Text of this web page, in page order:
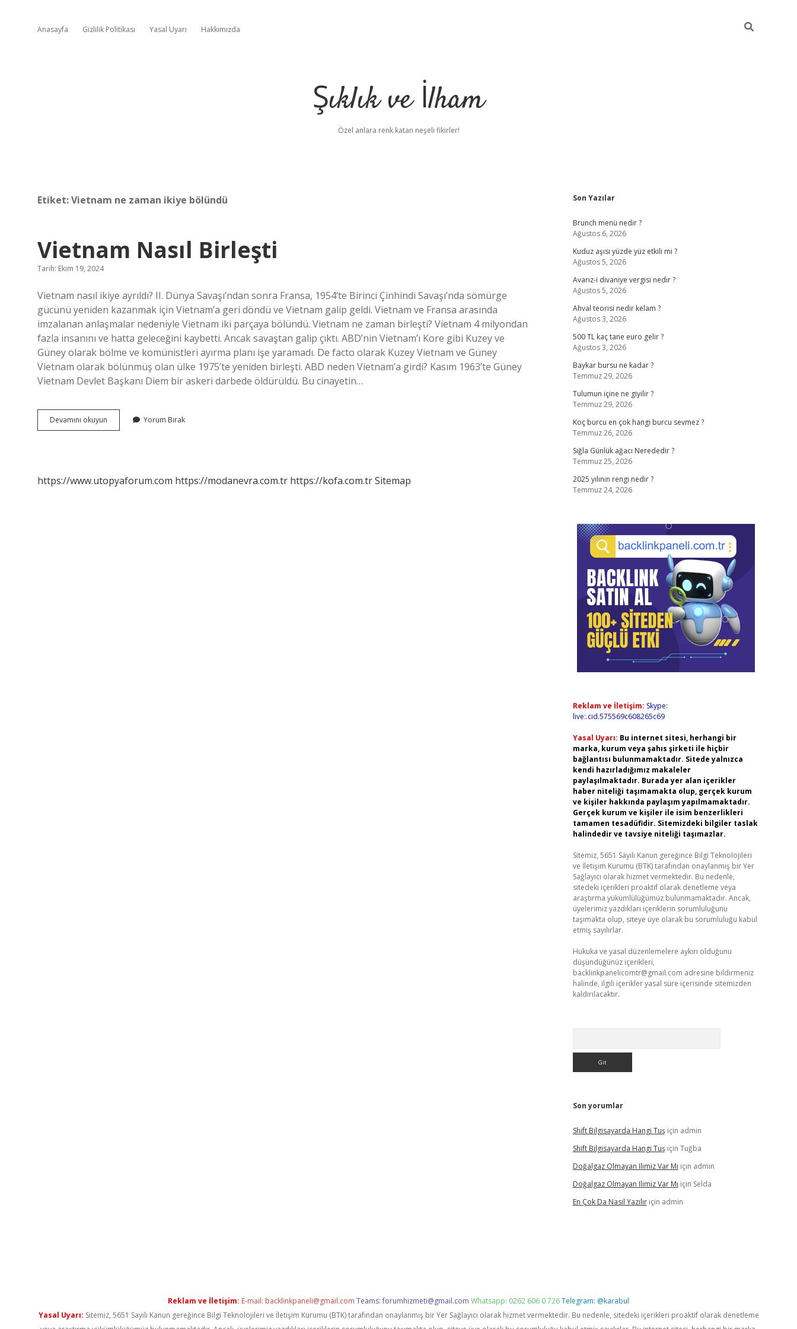
Anasayfa Gizlilik Politikası Yasal Uyarı Hakkımızda
Şıklık ve İlham
Özel anlara renk katan neşeli fikirler!
Etiket:Vietnam ne zaman ikiye bölündü
Vietnam Nasıl Birleşti
Tarih: Ekim 19, 2024
Vietnam nasıl ikiye ayrıldı? II. Dünya Savaşı’ndan sonra Fransa, 1954’te Birinci Çinhindi Savaşı’nda sömürge
gücünü yeniden kazanmak için Vietnam’a geri döndü ve Vietnam galip geldi. Vietnam ve Fransa arasında
imzalanan anlaşmalar nedeniyle Vietnam iki parçaya bölündü. Vietnam ne zaman birleşti? Vietnam 4 milyondan
fazla insanını ve hatta geleceğini kaybetti. Ancak savaştan galip çıktı. ABD’nin Vietnam’ı Kore gibi Kuzey ve
Güney olarak bölme ve komünistleri ayırma planı işe yaramadı. De facto olarak Kuzey Vietnam ve Güney
Vietnam olarak bölünmüş olan ülke 1975’te yeniden birleşti. ABD neden Vietnam’a girdi? Kasım 1963’te Güney
Vietnam Devlet Başkanı Diem bir askeri darbede öldürüldü. Bu cinayetin…
Devamını okuyun Vietnam
Nasıl
Yorum Bırak
https://www.utopyaforum.com https://modanevra.com.tr https://kofa.com.trSitemap
Sidebar
Son Yazılar
Brunch menü nedir ?
Ağustos 6, 2026
Kuduz aşısı yüzde yüz etkili mi ?
Ağustos 5, 2026
Avarız-i divaniye vergisi nedir ?
Ağustos 5, 2026
Ahval teorisi nedir kelam ?
Ağustos 3, 2026
500 TL kaç tane euro gelir ?
Ağustos 3, 2026
Baykar bursu ne kadar ?
Temmuz 29, 2026
Tulumun içine ne giyilir ?
Temmuz 29, 2026
Koç burcu en çok hangi burcu sevmez ?
Temmuz 26, 2026
Sığla Günlük ağacı Nerededir ?
Temmuz 25, 2026
2025 yılının rengi nedir ?
Temmuz 24, 2026
Reklam ve İletişim: Skype:
live:.cid.575569c608265c69
Yasal Uyarı: Bu internet sitesi, herhangi bir
marka, kurum veya şahıs şirketi ile hiçbir
bağlantısı bulunmamaktadır. Sitede yalnızca
kendi hazırladığımız makaleler
paylaşılmaktadır. Burada yer alan içerikler
haber niteliği taşımamakta olup, gerçek kurum
ve kişiler hakkında paylaşım yapılmamaktadır.
Gerçek kurum ve kişiler ile isim benzerlikleri
tamamen tesadüfidir. Sitemizdeki bilgiler taslak
halindedir ve tavsiye niteliği taşımazlar.
Sitemiz, 5651 Sayılı Kanun gereğince Bilgi Teknolojileri
ve İletişim Kurumu (BTK) tarafından onaylanmış bir Yer
Sağlayıcı olarak hizmet vermektedir. Bu nedenle,
sitedeki içerikleri proaktif olarak denetleme veya
araştırma yükümlülüğümüz bulunmamaktadır. Ancak,
üyelerimiz yazdıkları içeriklerin sorumluluğunu
taşımakta olup, siteye üye olarak bu sorumluluğu kabul
etmiş sayılırlar.
Hukuka ve yasal düzenlemelere aykırı olduğunu
düşündüğünüz içerikleri,
backlinkpanelicomtr@gmail.com adresine bildirmeniz
halinde, ilgili içerikler yasal süre içerisinde sitemizden
kaldırılacaktır.
Son yorumlar
Shift Bilgisayarda Hangi Tuşiçin admin
Shift Bilgisayarda Hangi Tuşiçin Tuğba
Doğalgaz Olmayan Ilimiz Var Mı için admin
Doğalgaz Olmayan Ilimiz Var Mı için Selda
En Çok Da Nasıl Yazılıriçin admin
Reklam ve İletişim: E-mail: backlinkpaneli@gmail.com Teams:forumhizmeti@gmail.com Whatsapp: 0262 606 0 726Telegram: @karabul
Yasal Uyarı: Sitemiz, 5651 Sayılı Kanun gereğince Bilgi Teknolojileri ve İletişim Kurumu (BTK) tarafından onaylanmış bir Yer Sağlayıcı olarak hizmet vermektedir. Bu nedenle, sitedeki içerikleri proaktif olarak denetleme